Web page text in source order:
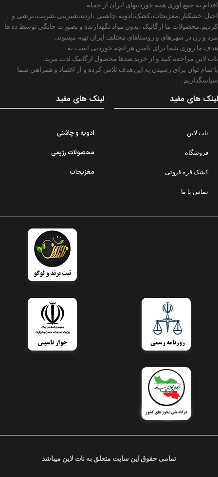
اقدام به جمع اوری همه خوردنیهای ایران از جمله
اجیل،خشکبار،مغزیجات،کشک،ادویه،چاشنی ،ارده،شیرینی،شربت،ترشی و ..
کردیم.محصولات ما ارگانیک ،بدون مواد نگهدارنده و بصورت خانگی توسط ده ها
مرد و زن در شهرهای و روستاهای مختلف ایران تهیه میشوند.
هدف ما:روزی شما برای تامین هر انچه خوردنی است به
نات لاین مراجعه کنید و از خرید صدها محصول ارگانیک لذت ببرید.
با تمام توان برای رسیدن به این هدف تلاش کرده و از اعتماد و همراهی شما
سپاسگذاریم .
لینک های مفید
نات لاین
فروشگاه
کشک قره قروتی
تماس با ما
لینک های مفید
ادویه و چاشنی
محصولات رژیمی
مغزیجات
تمامی حقوق این سایت متعلق به نات لاین میباشد